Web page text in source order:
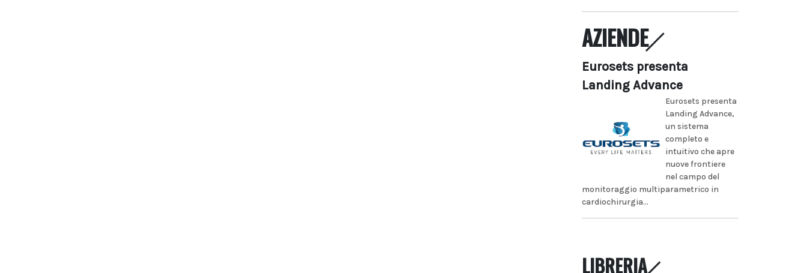
AZIENDE
Eurosets presenta
Landing Advance
Eurosets presenta
Landing Advance,
un sistema
completo e
intuitivo che apre
nuove frontiere
nel campo del
monitoraggio multiparametrico in
cardiochirurgia...
LIBRERIA